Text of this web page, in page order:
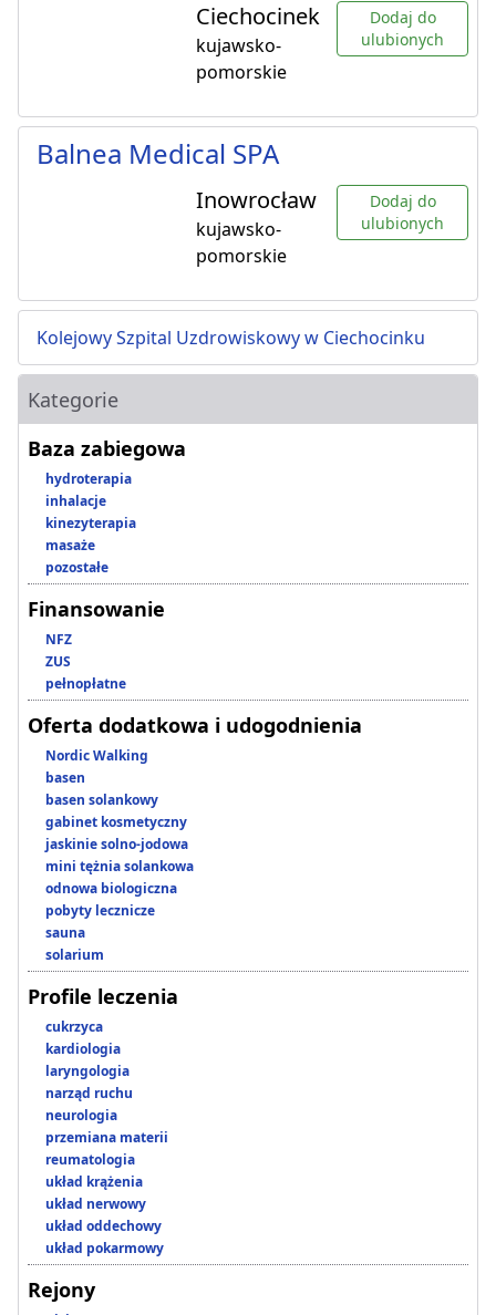
Ciechocinek
kujawsko-
pomorskie
Dodaj do
ulubionych
Balnea Medical SPA
Inowrocław
kujawsko-
pomorskie
Dodaj do
ulubionych
Kolejowy Szpital Uzdrowiskowy w Ciechocinku
Kategorie
Baza zabiegowa
hydroterapia
inhalacje
kinezyterapia
masaże
pozostałe
Finansowanie
NFZ
ZUS
pełnopłatne
Oferta dodatkowa i udogodnienia
Nordic Walking
basen
basen solankowy
gabinet kosmetyczny
jaskinie solno-jodowa
mini tężnia solankowa
odnowa biologiczna
pobyty lecznicze
sauna
solarium
Profile leczenia
cukrzyca
kardiologia
laryngologia
narząd ruchu
neurologia
przemiana materii
reumatologia
układ krążenia
układ nerwowy
układ oddechowy
układ pokarmowy
Rejony